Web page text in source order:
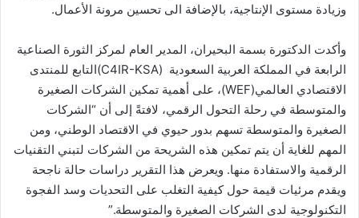
وزيادة مستوى الإنتاجية، بالإضافة الى تحسين مرونة الأعمال.
وأكدت الدكتورة بسمة البحيران، المدير العام لمركز الثورة الصناعية
الرابعة في المملكة العربية السعودية (C4IR-KSA)التابع للمنتدى
الاقتصادي العالمي(WEF)، على أهمية تمكين الشركات الصغيرة
والمتوسطة في رحلة التحول الرقمي، لافتةً إلى أن “الشركات
الصغيرة والمتوسطة تسهم بدور حيوي في الاقتصاد الوطني، ومن
المهم للغاية أن يتم تمكين هذه الشريحة من الشركات لتبني التقنيات
الرقمية والاستفادة منها. ويعرض هذا التقرير دراسات حالة ناجحة
ويقدم مرئيات قيمة حول كيفية التغلب على التحديات وسد الفجوة
التكنولوجية لدى الشركات الصغيرة والمتوسطة.”